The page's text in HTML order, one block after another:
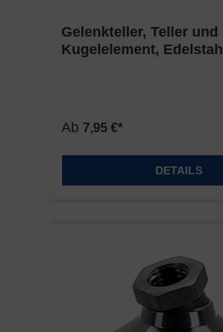
Gelenkteller, Teller und
Kugelelement, Edelstahl
Ab 7,95 €*
DETAILS